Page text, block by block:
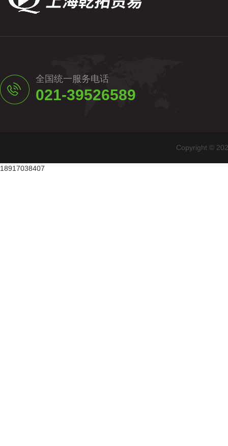
全国统一服务电话
021-39526589
Copyright ©
18917038407